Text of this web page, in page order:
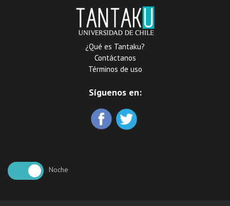
¿Qué es Tantaku?
Contáctanos
Términos de uso
Síguenos en:
Noche